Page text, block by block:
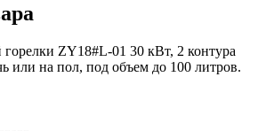
горелки ZY18#L-01 30 кВт, 2 контура
или на пол, под объем до 100 литров.